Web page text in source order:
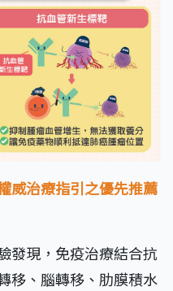
威治療指引之優先推薦
發現，免疫治療結合抗
移、腦轉移、肋膜積水